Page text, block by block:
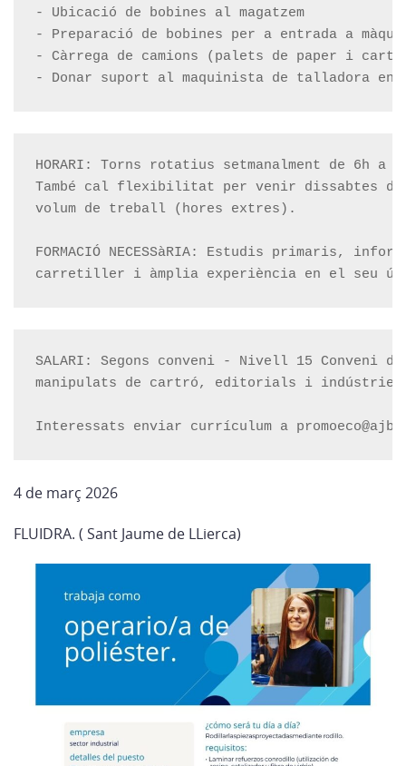
- Ubicació de bobines al magatzem
- Preparació de bobines per a entrada a
- Càrrega de camions (palets de paper i
- Donar suport al maquinista de talladora en
HORARI: Torns rotatius setmanalment de 6h a
També cal flexibilitat per venir dissabtes
volum de treball (hores extres).
FORMACIÓ NECESSàRIA: Estudis primaris,
carretiller i àmplia experiència en el seu ús
SALARI: Segons conveni - Nivell 15 Conveni
manipulats de cartró, editorials i
Interessats enviar currículum a
4 de març 2026
FLUIDRA. ( Sant Jaume de LLierca)